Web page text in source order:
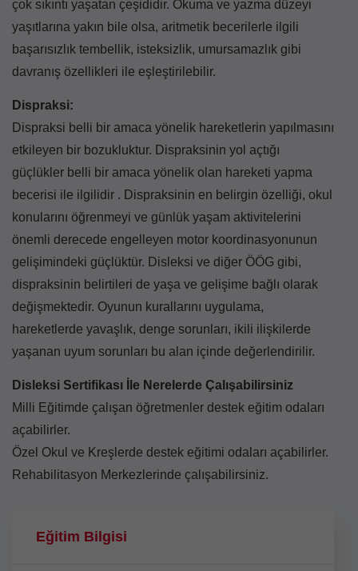
çok sıkıntı yaşatan çeşididir. Okuma ve yazma düzeyi
yaşıtlarına yakın bile olsa, aritmetik becerilerle ilgili
başarısızlık tembellik, isteksizlik, umursamazlık gibi
davranış özellikleri ile eşleştirilebilir.
Dispraksi:
Dispraksi belli bir amaca yönelik hareketlerin yapılmasını
etkileyen bir bozukluktur. Dispraksinin yol açtığı
güçlükler belli bir amaca yönelik olan hareketi yapma
becerisi ile ilgilidir . Dispraksinin en belirgin özelliği, okul
konularını öğrenmeyi ve günlük yaşam aktivitelerini
önemli derecede engelleyen motor koordinasyonunun
gelişimindeki güçlüktür. Disleksi ve diğer ÖÖG gibi,
dispraksinin belirtileri de yaşa ve gelişime bağlı olarak
değişmektedir. Oyunun kurallarını uygulama,
hareketlerde yavaşlık, denge sorunları, ikili ilişkilerde
yaşanan uyum sorunları bu alan içinde değerlendirilir.
Disleksi Sertifikası İle Nerelerde Çalışabilirsiniz
Milli Eğitimde çalışan öğretmenler destek eğitim odaları
açabilirler.
Özel Okul ve Kreşlerde destek eğitimi odaları açabilirler.
Rehabilitasyon Merkezlerinde çalışabilirsiniz.
Eğitim Bilgisi